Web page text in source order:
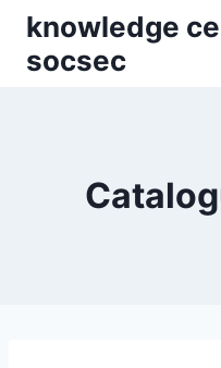
Skip
content
knowledge
socsec